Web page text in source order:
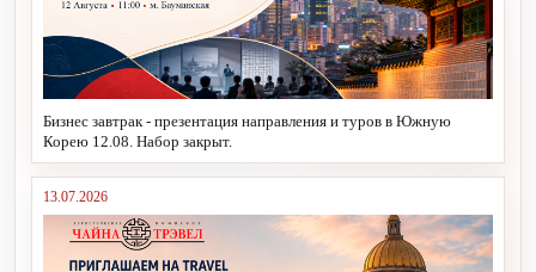
Бизнес завтрак - презентация направления и туров в Южную
Корею 12.08. Набор закрыт.
13.07.2026